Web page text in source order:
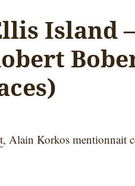
Island
, Alain Korkos mentionnait